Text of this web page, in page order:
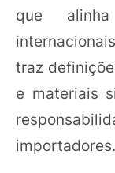
que
traz
e materiais
importadores.